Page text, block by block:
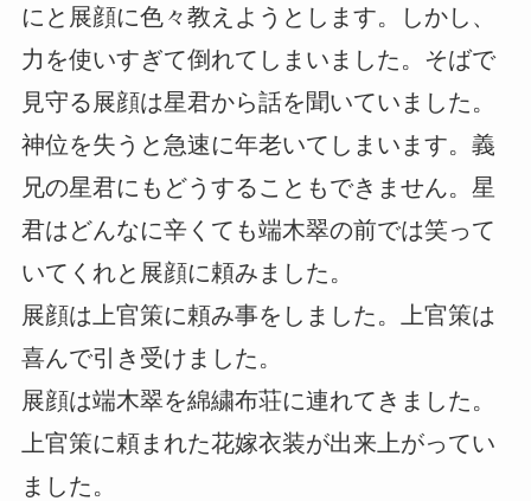
にと展顔に色々教えようとします。しかし、
力を使いすぎて倒れてしまいました。そばで
見守る展顔は星君から話を聞いていました。
神位を失うと急速に年老いてしまいます。義
兄の星君にもどうすることもできません。星
君はどんなに辛くても端木翠の前では笑って
いてくれと展顔に頼みました。
展顔は上官策に頼み事をしました。上官策は
喜んで引き受けました。
展顔は端木翠を綿繍布荘に連れてきました。
上官策に頼まれた花嫁衣装が出来上がってい
ました。